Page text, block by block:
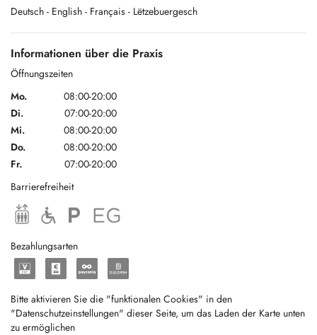
Deutsch - English - Français - Lëtzebuergesch
Informationen über die Praxis
Öffnungszeiten
Mo.
08:00-20:00
Di.
07:00-20:00
Mi.
08:00-20:00
Do.
08:00-20:00
Fr.
07:00-20:00
Barrierefreiheit
Bezahlungsarten
Bitte aktivieren Sie die "funktionalen Cookies" in den
"Datenschutzeinstellungen" dieser Seite, um das Laden der Karte unten
zu ermöglichen